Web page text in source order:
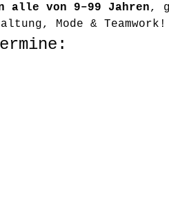
alle von 9–99 Jahren,
Mode & Teamwork!